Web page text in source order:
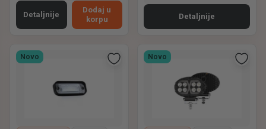
Detaljnije
Dodaj u
korpu
Detaljnije
Novo Novo